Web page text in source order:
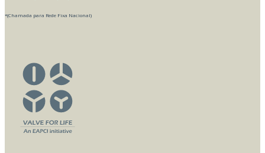
*(Chamada para Rede Fixa Nacional)